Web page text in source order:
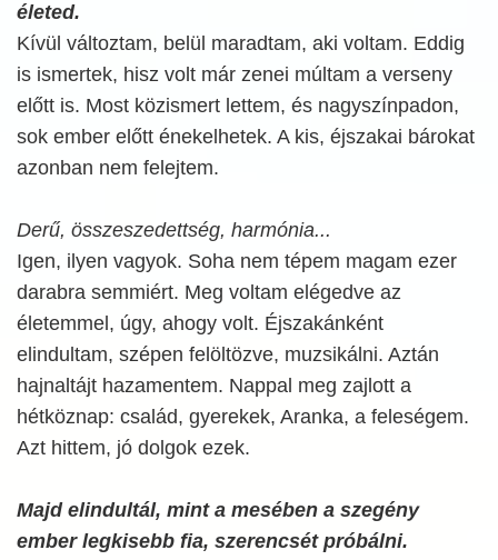
életed.
Kívül változtam, belül maradtam, aki voltam. Eddig
is ismertek, hisz volt már zenei múltam a verseny
előtt is. Most közismert lettem, és nagyszínpadon,
sok ember előtt énekelhetek. A kis, éjszakai bárokat
azonban nem felejtem.
Derű, összeszedettség, harmónia...
Igen, ilyen vagyok. Soha nem tépem magam ezer
darabra semmiért. Meg voltam elégedve az
életemmel, úgy, ahogy volt. Éjszakánként
elindultam, szépen felöltözve, muzsikálni. Aztán
hajnaltájt hazamentem. Nappal meg zajlott a
hétköznap: család, gyerekek, Aranka, a feleségem.
Azt hittem, jó dolgok ezek.
Majd elindultál, mint a mesében a szegény
ember legkisebb fia, szerencsét próbálni.